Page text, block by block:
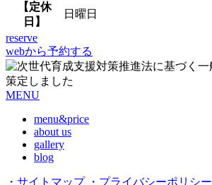
【定休
日】
日曜日
reserve
webから予約する
MENU
menu&price
about us
gallery
blog
・サイトマップ ・プライバシーポリシー